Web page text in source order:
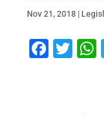
Nov 21, 2018|